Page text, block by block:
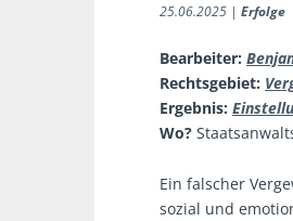
25.06.2025 |Erfolge
Bearbeiter:
Rechtsgebiet:
Ergebnis:
Wo?
Ein falscher
sozial und